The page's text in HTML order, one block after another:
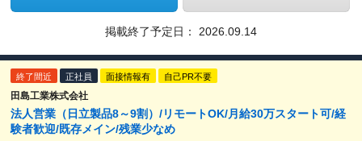
掲載終了予定日： 2026.09.14
終了間近 正社員 面接情報有 自己PR不要
田島工業株式会社
法人営業（日立製品8～9割）/リモートOK/月給30万スタート可/経
験者歓迎/既存メイン/残業少なめ